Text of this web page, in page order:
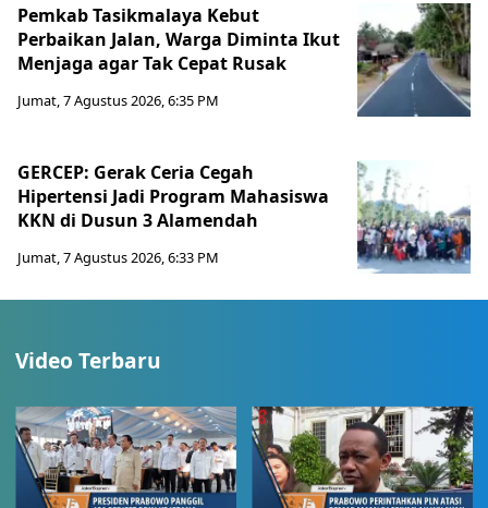
Pemkab Tasikmalaya Kebut
Perbaikan Jalan, Warga Diminta Ikut
Menjaga agar Tak Cepat Rusak
Jumat, 7 Agustus 2026, 6:35 PM
GERCEP: Gerak Ceria Cegah
Hipertensi Jadi Program Mahasiswa
KKN di Dusun 3 Alamendah
Jumat, 7 Agustus 2026, 6:33 PM
Video Terbaru